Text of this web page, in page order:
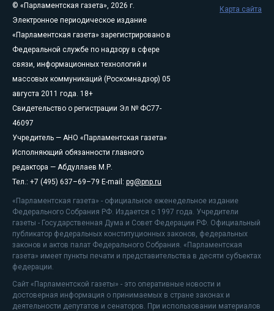
© «Парламентская газета», 2026 г.
Электронное периодическое издание
«Парламентская газета» зарегистрировано в
Федеральной службе по надзору в сфере
связи, информационных технологий и
массовых коммуникаций (Роскомнадзор) 05
августа 2011 года. 18+
Свидетельство о регистрации Эл № ФС77-
46097
Учредитель — АНО «Парламентская газета»
Исполняющий обязанности главного
редактора — Абдуллаев М.Р.
Тел.: +7 (495) 637–69–79 E-mail: pg@pnp.ru
«Парламентская газета» - официальное еженедельное издание
Федерального Собрания РФ. Издается с 1997 года. Учредители
газеты - Государственная Дума и Совет Федерации РФ. Официальный
публикатор федеральных конституционных законов, федеральных
законов и актов палат Федерального Собрания. «Парламентская
газета» имеет пункты печати и представительства в десяти субъектах
федерации.
Сайт «Парламентской газеты» - это оперативные новости и
достоверная информация о принимаемых в стране законах и
деятельности депутатов и сенаторов. При использовании материалов
Карта сайта